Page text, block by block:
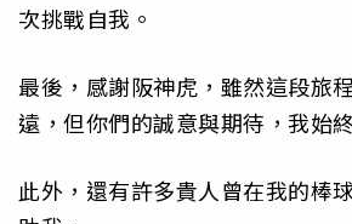
次挑戰自我。
最後，感謝阪神虎，雖然這段旅
遠，但你們的誠意與期待，我始
此外，還有許多貴人曾在我的棒